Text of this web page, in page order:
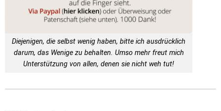
Diejenigen, die selbst wenig haben, bitte ich ausdrücklich
darum, das Wenige zu behalten. Umso mehr freut mich
Unterstützung von allen, denen sie nicht weh tut!